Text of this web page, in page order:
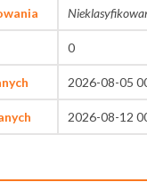
0
2026-08-05
2026-08-12